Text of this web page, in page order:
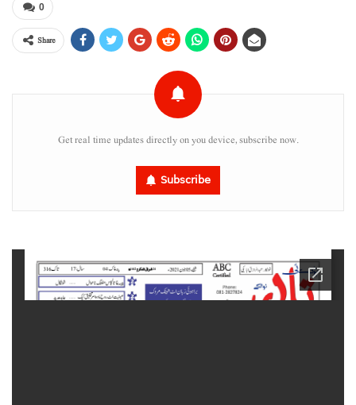
0
Share
Get real time updates directly on you device, subscribe now.
Subscribe